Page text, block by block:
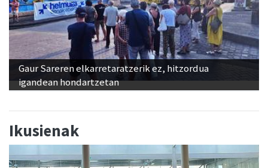
Gaur Sareren elkarretaratzerik ez, hitzordua
igandean hondartzetan
Ikusienak